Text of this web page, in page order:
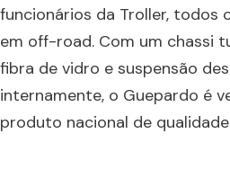
funcionários da Troller, todos
em off-road. Com um chassi
fibra de vidro e suspensão
internamente, o Guepardo é
produto nacional de